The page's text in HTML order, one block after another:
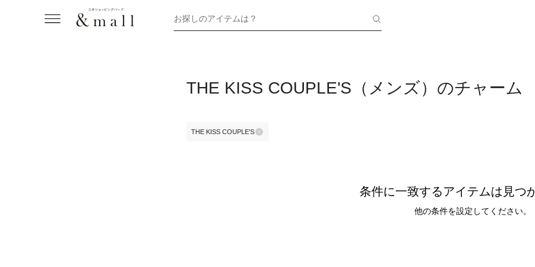
お探しのアイテムは？
THE KISS COUPLE'S（メンズ）のチャーム
THE KISS COUPLE'S
条件に一致するアイテムは見つ
他の条件を設定してください。